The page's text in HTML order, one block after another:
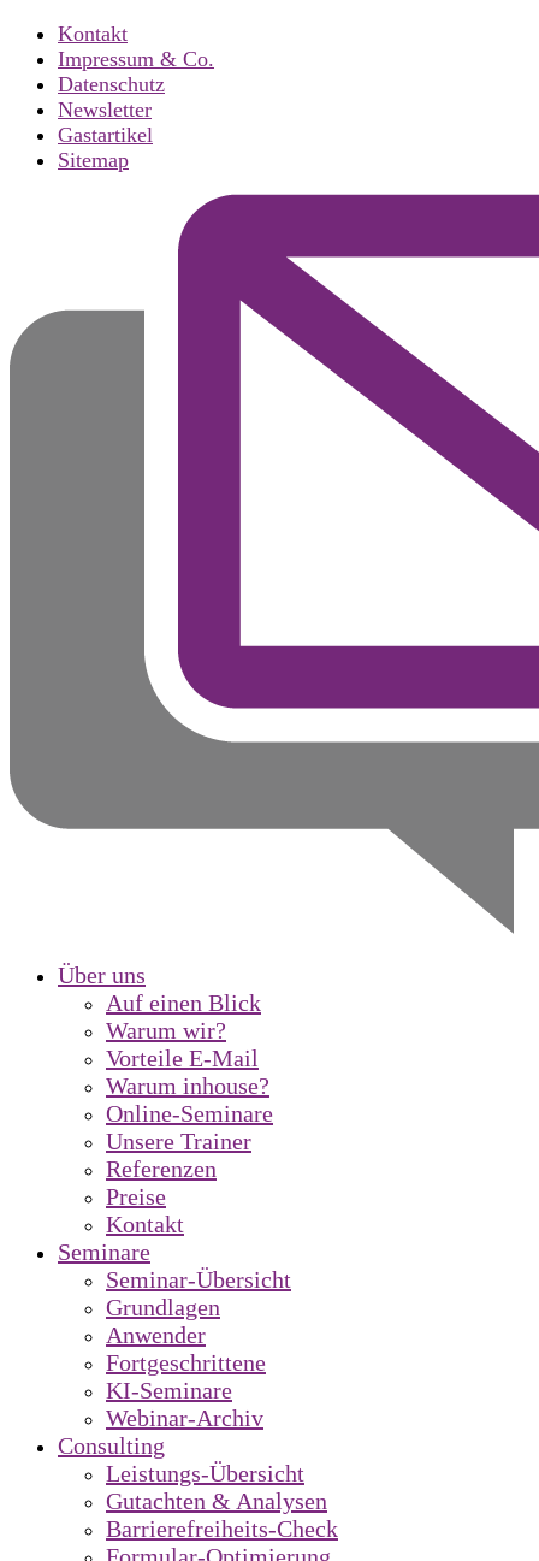
Kontakt
Impressum & Co.
Datenschutz
Newsletter
Gastartikel
Sitemap
Über uns
Auf einen Blick
Warum wir?
Vorteile E-Mail
Warum inhouse?
Online-Seminare
Unsere Trainer
Referenzen
Preise
Kontakt
Seminare
Seminar-Übersicht
Grundlagen
Anwender
Fortgeschrittene
KI-Seminare
Webinar-Archiv
Consulting
Leistungs-Übersicht
Gutachten & Analysen
Barrierefreiheits-Check